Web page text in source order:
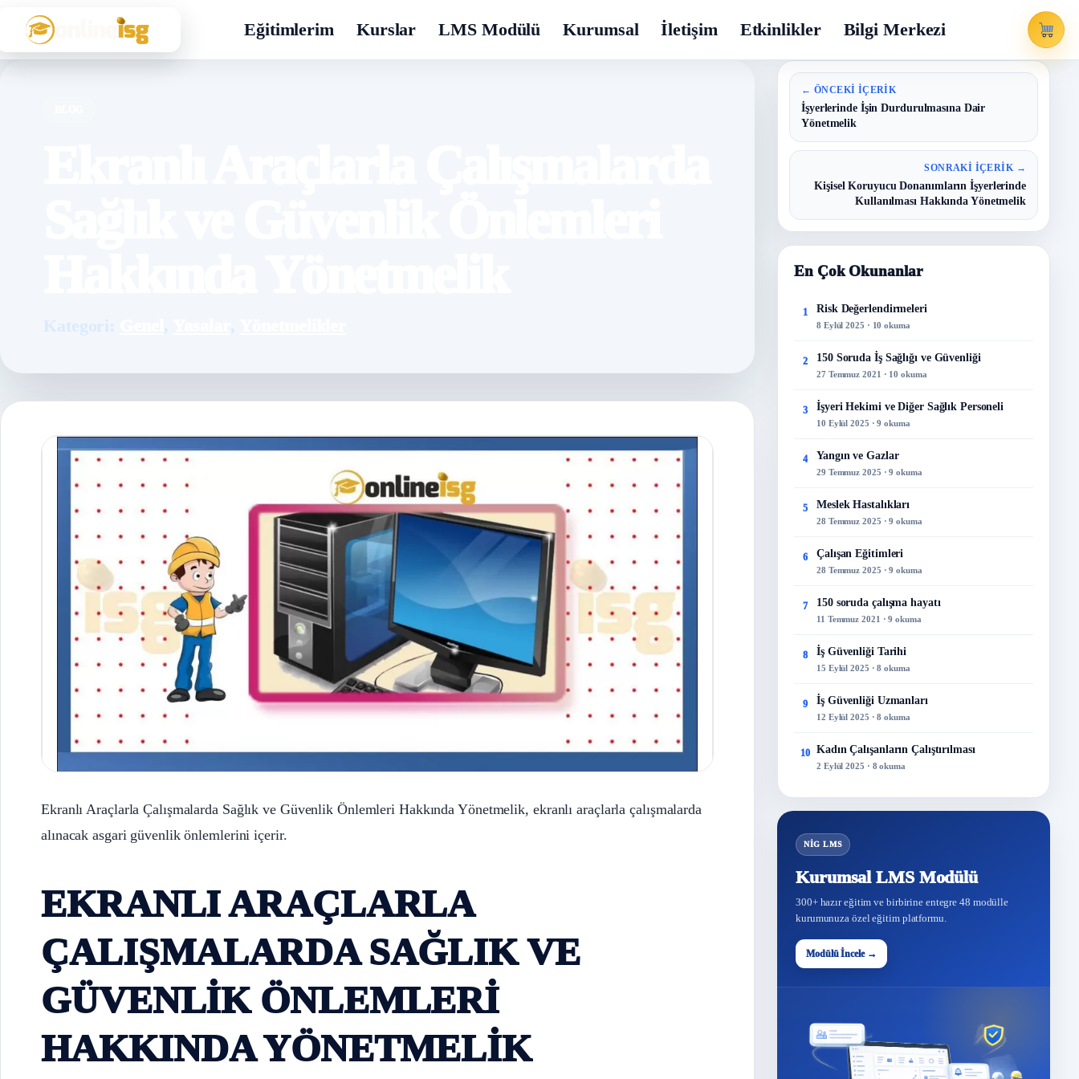
Eğitimlerim Kurslar LMS Modülü Kurumsal İletişim Etkinlikler Bilgi Merkezi
Kategori: , ,
Ekranlı Araçlarla Çalışmalarda Sağlık ve Güvenlik Önlemleri Hakkında Yönetmelik, ekranlı araçlarla çalışmalarda
alınacak asgari güvenlik önlemlerini içerir.
EKRANLI ARAÇLARLA
ÇALIŞMALARDA SAĞLIK VE
GÜVENLİK ÖNLEMLERİ
HAKKINDA YÖNETMELİK
← ÖNCEKI İÇERIK
İşyerlerinde İşin Durdurulmasına Dair
Yönetmelik
SONRAKI İÇERIK →
Kişisel Koruyucu Donanımların İşyerlerinde
Kullanılması Hakkında Yönetmelik
En Çok Okunanlar
1 Risk Değerlendirmeleri
8 Eylül 2025 · 10 okuma
2 150 Soruda İş Sağlığı ve Güvenliği
27 Temmuz 2021 · 10 okuma
3 İşyeri Hekimi ve Diğer Sağlık Personeli
10 Eylül 2025 · 9 okuma
4 Yangın ve Gazlar
29 Temmuz 2025 · 9 okuma
5 Meslek Hastalıkları
28 Temmuz 2025 · 9 okuma
6 Çalışan Eğitimleri
28 Temmuz 2025 · 9 okuma
7 150 soruda çalışma hayatı
11 Temmuz 2021 · 9 okuma
8 İş Güvenliği Tarihi
15 Eylül 2025 · 8 okuma
9 İş Güvenliği Uzmanları
12 Eylül 2025 · 8 okuma
10 Kadın Çalışanların Çalıştırılması
2 Eylül 2025 · 8 okuma
NİG LMS
Kurumsal LMS Modülü
300+ hazır eğitim ve birbirine entegre 48 modülle
kurumunuza özel eğitim platformu.
Modülü İncele →